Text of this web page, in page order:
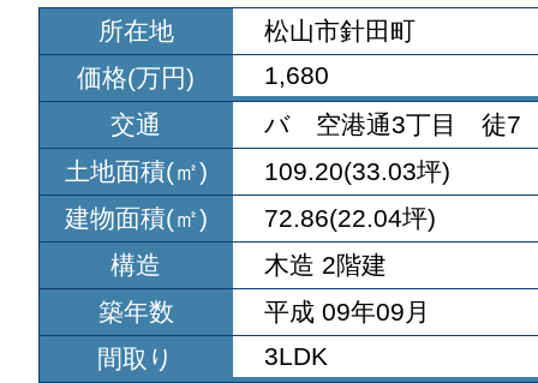
所在地
松山市針田町
価格(万円)
1,680
交通
バ 空港通3丁目 徒7
土地面積(㎡)
109.20(33.03坪)
建物面積(㎡)
72.86(22.04坪)
構造
木造 2階建
築年数
平成 09年09月
間取り
3LDK